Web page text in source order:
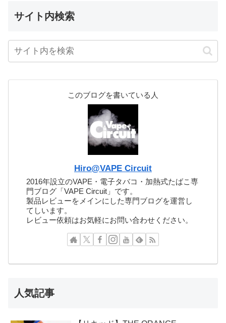
サイト内検索
このブログを書いている人
Hiro@VAPE Circuit
2016年設立のVAPE・電子タバコ・加熱式たばこ専
門ブログ「VAPE Circuit」です。
製品レビューをメインにした専門ブログを運営し
てしいます。
レビュー依頼はお気軽にお問い合わせください。
人気記事